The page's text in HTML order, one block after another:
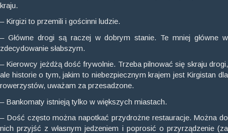
kraju.
– Kirgizi to przemili i gościnni ludzie.
– Główne drogi są raczej w dobrym stanie. Te mniej główne w
zdecydowanie słabszym.
– Kierowcy jeżdżą dość frywolnie. Trzeba pilnować się skraju drogi,
ale historie o tym, jakim to niebezpiecznym krajem jest Kirgistan dla
rowerzystów, uważam za przesadzone.
– Bankomaty istnieją tylko w większych miastach.
– Dość często można napotkać przydrożne restauracje. Można do
nich przyjść z własnym jedzeniem i poprosić o przyrządzenie (za